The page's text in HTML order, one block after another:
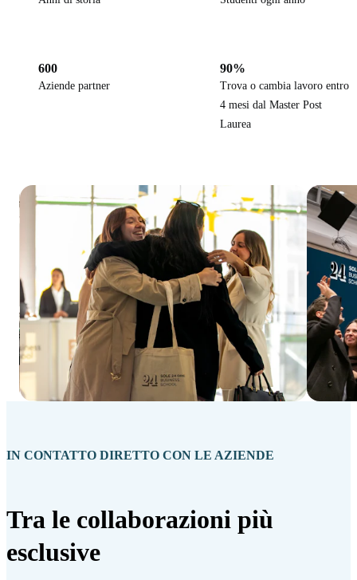
600
Aziende partner
90%
Trova o cambia lavoro entro
4 mesi dal Master Post
Laurea
IN CONTATTO DIRETTO CON LE AZIENDE
Tra le collaborazioni più
esclusive